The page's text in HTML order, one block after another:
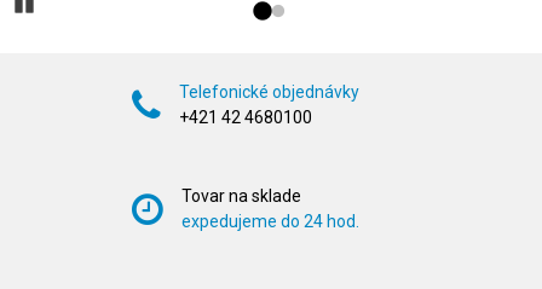
Telefonické objednávky
+421 42 4680100
Tovar na sklade
expedujeme do 24 hod.